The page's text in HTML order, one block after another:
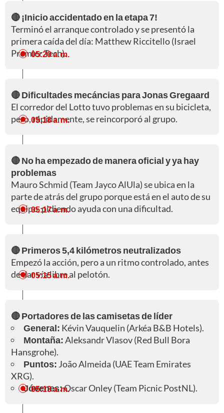
🔴 ¡Inicio accidentado en la etapa 7!
Terminó el arranque controlado y se presentó la
primera caída del día: Matthew Riccitello (Israel
Premier Tech).
05:20 a. m.
🔴 Dificultades mecáncias para Jonas Gregaard
El corredor del Lotto tuvo problemas en su bicicleta,
pero, rápidamente, se reincorporó al grupo.
05:18 a. m.
🔴 No ha empezado de manera oficial y ya hay
problemas
Mauro Schmid (Team Jayco AlUla) se ubica en la
parte de atrás del grupo porque está en el auto de su
equipo, pidiendo ayuda con una dificultad.
05:17 a. m.
🔴 Primeros 5,4 kilómetros neutralizados
Empezó la acción, pero a un ritmo controlado, antes
de dar vía libre al pelotón.
05:15 a. m.
🔴 Portadores de las camisetas de líder
General: Kévin Vauquelin (Arkéa B&B Hotels).
Montaña:Aleksandr Vlasov (Red Bull Bora
Hansgrohe).
Puntos: João Almeida (UAE Team Emirates
XRG).
Jóvenes:Oscar Onley (Team Picnic PostNL).
05:13 a. m.